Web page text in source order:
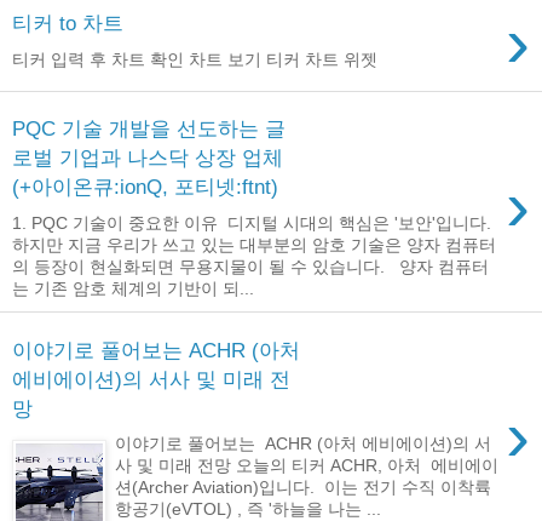
티커 to 차트 ›
티커 입력 후 차트 확인 차트 보기 티커 차트 위젯
PQC 기술 개발을 선도하는 글
로벌 기업과 나스닥 상장 업체
(+아이온큐:ionQ, 포티넷:ftnt)
›
1. PQC 기술이 중요한 이유 디지털 시대의 핵심은 '보안'입니다.
하지만 지금 우리가 쓰고 있는 대부분의 암호 기술은 양자 컴퓨터
의 등장이 현실화되면 무용지물이 될 수 있습니다. 양자 컴퓨터
는 기존 암호 체계의 기반이 되...
이야기로 풀어보는 ACHR (아처
에비에이션)의 서사 및 미래 전
망
›
이야기로 풀어보는 ACHR (아처 에비에이션)의 서
사 및 미래 전망 오늘의 티커 ACHR, 아처 에비에이
션(Archer Aviation)입니다. 이는 전기 수직 이착륙
항공기(eVTOL) , 즉 '하늘을 나는 ...